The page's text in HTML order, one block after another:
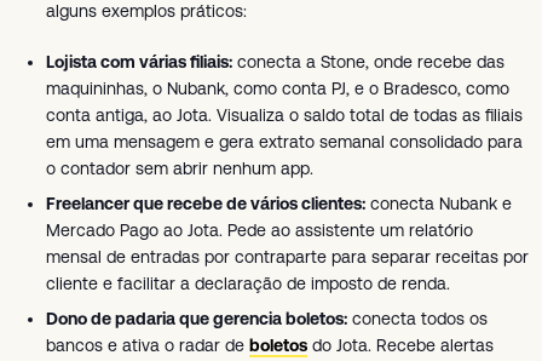
alguns exemplos práticos:
Lojista com várias filiais: conecta a Stone, onde recebe das
maquininhas, o Nubank, como conta PJ, e o Bradesco, como
conta antiga, ao Jota. Visualiza o saldo total de todas as filiais
em uma mensagem e gera extrato semanal consolidado para
o contador sem abrir nenhum app.
Freelancer que recebe de vários clientes: conecta Nubank e
Mercado Pago ao Jota. Pede ao assistente um relatório
mensal de entradas por contraparte para separar receitas por
cliente e facilitar a declaração de imposto de renda.
Dono de padaria que gerencia boletos: conecta todos os
bancos e ativa o radar de boletos do Jota. Recebe alertas